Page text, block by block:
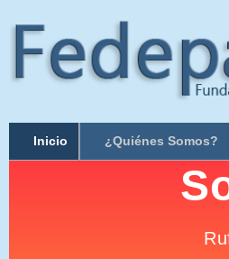
Inicio ¿Quiénes Somos?